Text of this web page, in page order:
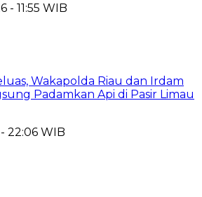
- 11:55 WIB
Wakapolda Riau dan Irdam
Padamkan Api di Pasir Limau
22:06 WIB